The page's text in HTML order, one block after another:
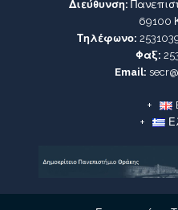
Διεύθυνση:
69100
Τηλέφωνο:
Φαξ:
Email: